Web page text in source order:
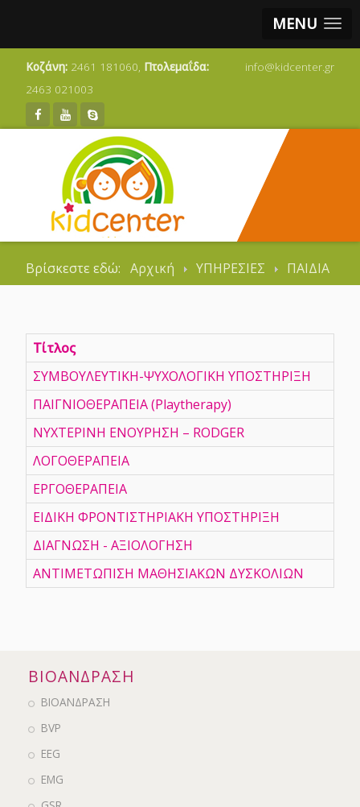
MENU
Κοζάνη: 2461 181060, Πτολεμαΐδα:
2463 021003
info@kidcenter.gr
Βρίσκεστε εδώ: Αρχική ΥΠΗΡΕΣΙΕΣ ΠΑΙΔΙΑ
ΒΙΟΑΝΔΡΑΣΗ
ΒΙΟΑΝΔΡΑΣΗ
BVP
EEG
EMG
Τίτλος
ΣΥΜΒΟΥΛΕΥΤΙΚΗ-ΨΥΧΟΛΟΓΙΚΗ ΥΠΟΣΤΗΡΙΞΗ
ΠΑΙΓΝΙΟΘΕΡΑΠΕΙΑ (Playtherapy)
ΝΥΧΤΕΡΙΝΗ ΕΝΟΥΡΗΣΗ – RODGER
ΛΟΓΟΘΕΡΑΠΕΙΑ
ΕΡΓΟΘΕΡΑΠΕΙΑ
ΕΙΔΙΚΗ ΦΡΟΝΤΙΣΤΗΡΙΑΚΗ ΥΠΟΣΤΗΡΙΞΗ
ΔΙΑΓΝΩΣΗ - ΑΞΙΟΛΟΓΗΣΗ
ΑΝΤΙΜΕΤΩΠΙΣΗ ΜΑΘΗΣΙΑΚΩΝ ΔΥΣΚΟΛΙΩΝ